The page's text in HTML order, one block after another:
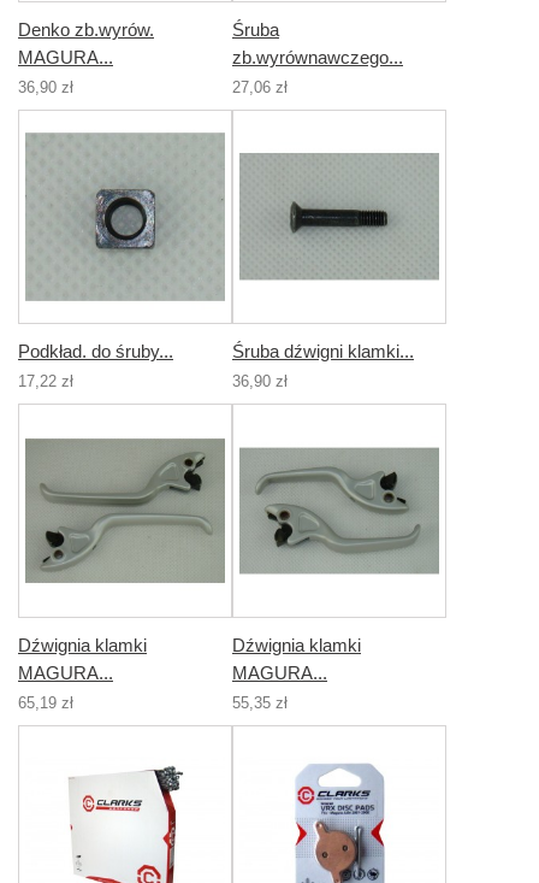
Denko zb.wyrów.
MAGURA...
36,90 zł
Śruba
zb.wyrównawczego...
27,06 zł
Podkład. do śruby...
17,22 zł
Śruba dźwigni klamki...
36,90 zł
Dźwignia klamki
MAGURA...
65,19 zł
Dźwignia klamki
MAGURA...
55,35 zł